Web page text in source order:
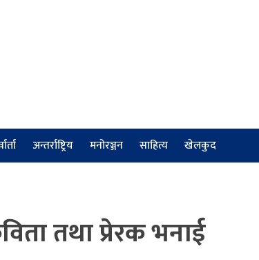
अन्तर्राष्ट्रिय मनोरञ्जन साहित्य खेलकुद
तथा प्रेरक भनाई